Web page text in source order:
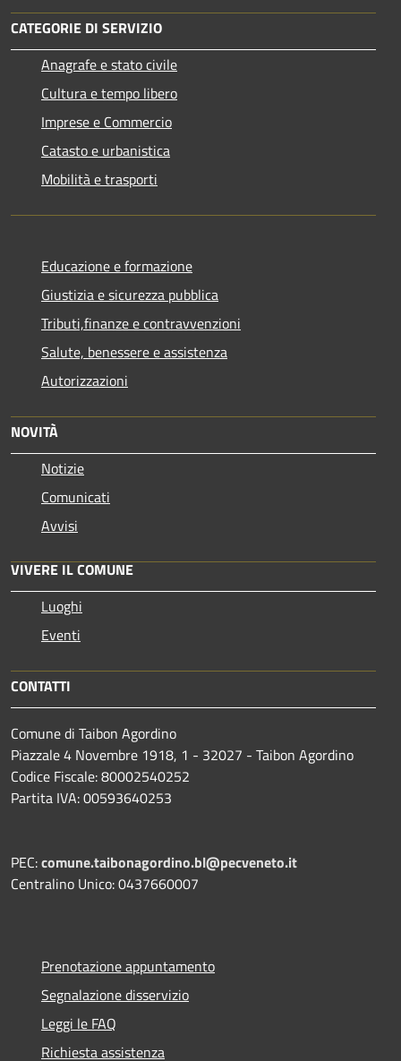
CATEGORIE DI SERVIZIO
Anagrafe e stato civile
Cultura e tempo libero
Imprese e Commercio
Catasto e urbanistica
Mobilità e trasporti
Educazione e formazione
Giustizia e sicurezza pubblica
Tributi,finanze e contravvenzioni
Salute, benessere e assistenza
Autorizzazioni
NOVITÀ
Notizie
Comunicati
Avvisi
VIVERE IL COMUNE
Luoghi
Eventi
CONTATTI
Comune di Taibon Agordino
Piazzale 4 Novembre 1918, 1 - 32027 - Taibon Agordino
Codice Fiscale: 80002540252
Partita IVA: 00593640253
PEC:comune.taibonagordino.bl@pecveneto.it
Centralino Unico: 0437660007
Prenotazione appuntamento
Segnalazione disservizio
Leggi le FAQ
Richiesta assistenza